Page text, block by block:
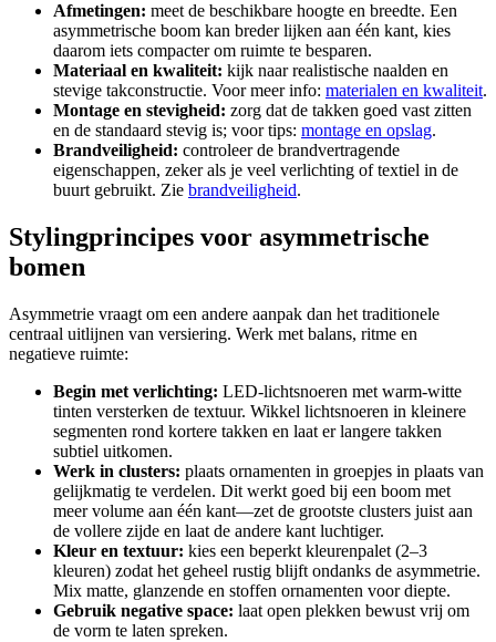
Afmetingen: meet de beschikbare hoogte en breedte. Een
asymmetrische boom kan breder lijken aan één kant, kies
daarom iets compacter om ruimte te besparen.
Materiaal en kwaliteit: kijk naar realistische naalden en
stevige takconstructie. Voor meer info: materialen en kwaliteit.
Montage en stevigheid: zorg dat de takken goed vast zitten
en de standaard stevig is; voor tips: montage en opslag.
Brandveiligheid: controleer de brandvertragende
eigenschappen, zeker als je veel verlichting of textiel in de
buurt gebruikt. Zie brandveiligheid.
Stylingprincipes voor asymmetrische
bomen
Asymmetrie vraagt om een andere aanpak dan het traditionele
centraal uitlijnen van versiering. Werk met balans, ritme en
negatieve ruimte:
Begin met verlichting: LED-lichtsnoeren met warm-witte
tinten versterken de textuur. Wikkel lichtsnoeren in kleinere
segmenten rond kortere takken en laat er langere takken
subtiel uitkomen.
Werk in clusters: plaats ornamenten in groepjes in plaats van
gelijkmatig te verdelen. Dit werkt goed bij een boom met
meer volume aan één kant—zet de grootste clusters juist aan
de vollere zijde en laat de andere kant luchtiger.
Kleur en textuur: kies een beperkt kleurenpalet (2–3
kleuren) zodat het geheel rustig blijft ondanks de asymmetrie.
Mix matte, glanzende en stoffen ornamenten voor diepte.
Gebruik negative space: laat open plekken bewust vrij om
de vorm te laten spreken.